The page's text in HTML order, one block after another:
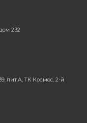
232
лит.А, ТК Космос, 2-й